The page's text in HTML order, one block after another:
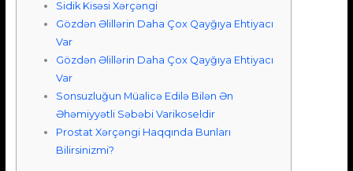
Sidik Kisəsi Xərçəngi
Gözdən Əlillərin Daha Çox Qayğıya Ehtiyacı
Var
Gözdən Əlillərin Daha Çox Qayğıya Ehtiyacı
Var
Sonsuzluğun Müalicə Edilə Bilən Ən
Əhəmiyyətli Səbəbi Varikoseldir
Prostat Xərçəngi Haqqında Bunları
Bilirsinizmi?